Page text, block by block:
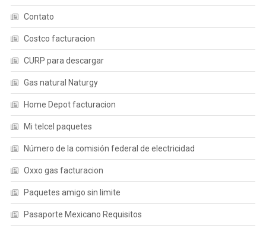
Contato
Costco facturacion
CURP para descargar
Gas natural Naturgy
Home Depot facturacion
Mi telcel paquetes
Número de la comisión federal de electricidad
Oxxo gas facturacion
Paquetes amigo sin limite
Pasaporte Mexicano Requisitos